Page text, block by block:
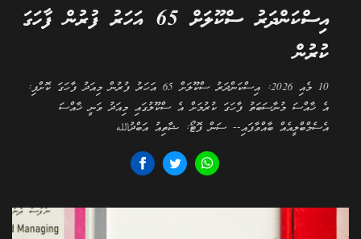
އިސްކަންދަރު ސްކޫލަށް 65 އަހަރު ފުރުން ފާހަގަ
ކުރުން
10 މެއި 2026: އިސްކަންދަރު ސްކޫލަށް 65 އަހަރު ފުރުން މިއަދު ފާހަގަ ކޮށްފި:
އެ ޚާއްސަ މުނާސަބަތު ފާހަގަ ކުރުމަށް އެ ސްކޫލުގައި މިއަދު ވަނީ ޚާއްސަ
އެސެމްބްލީއެއް ބާއްވާފައި-- ސަން ފޮޓޯ: ޝާތިއު އަބްދުالله